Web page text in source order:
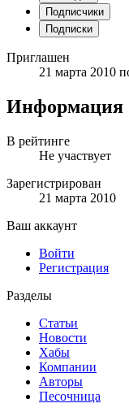
Подписчики
Подписки
Приглашен
21 марта 2010
Информация
В рейтинге
Не участвует
Зарегистрирован
21 марта 2010
Ваш аккаунт
Войти
Регистрация
Разделы
Статьи
Новости
Хабы
Компании
Авторы
Песочница